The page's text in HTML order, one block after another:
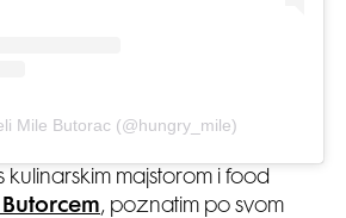
Mile Butorac (@hungry_mile)
kulinarskim majstorom i food
, poznatim po svom